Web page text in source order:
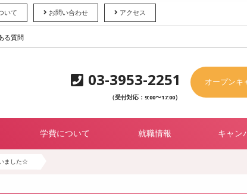
いて お問い合わせ アクセス
る質問
03-3953-2251
（受付対応：9:00〜17:00）
オープンキ
学費について 就職情報 キャン
ました☆